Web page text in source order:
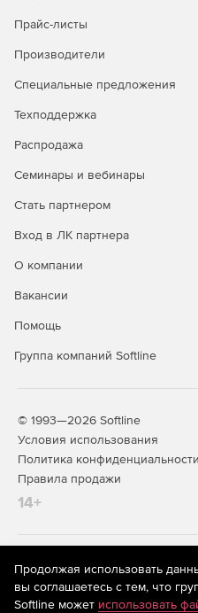
Прайс-листы
Производители
Специальные предложения
Техподдержка
Распродажа
Семинары и вебинары
Стать партнером
Вход в ЛК партнера
О компании
Вакансии
Помощь
Группа компаний Softline
© 1993—2026 Softline
Условия использования
Политика конфиденциальности
Правила продажи
14+
На информационном ресурсе
рекомендательные технологии
предоставления информации
систематизации и анализа
Продолжая использовать
вы соглашаетесь с тем, что
Softline может использовать